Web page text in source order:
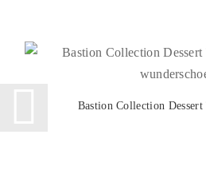
Bastion Collection Dessert